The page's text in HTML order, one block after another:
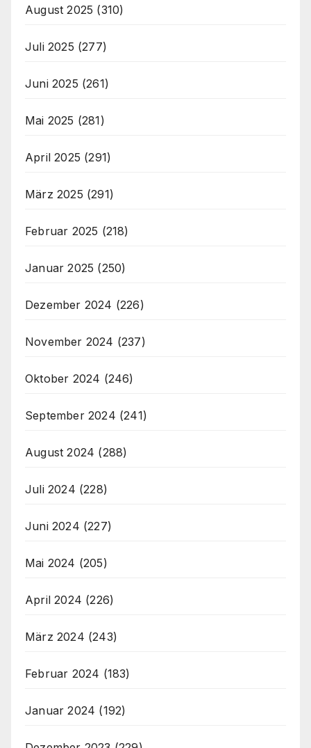
August 2025 (310)
Juli 2025 (277)
Juni 2025 (261)
Mai 2025 (281)
April 2025 (291)
März 2025 (291)
Februar 2025 (218)
Januar 2025 (250)
Dezember 2024 (226)
November 2024 (237)
Oktober 2024 (246)
September 2024 (241)
August 2024 (288)
Juli 2024 (228)
Juni 2024 (227)
Mai 2024 (205)
April 2024 (226)
März 2024 (243)
Februar 2024 (183)
Januar 2024 (192)